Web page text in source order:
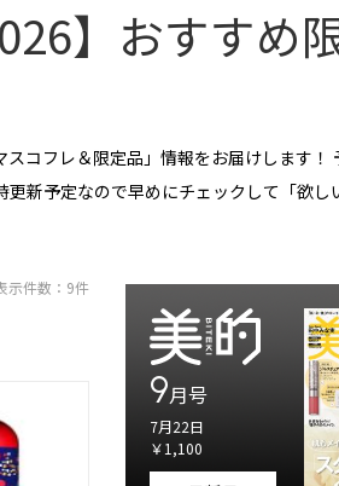
】おすすめ
コフレ＆限定品」情報をお届けします！
新予定なので早めにチェックして「欲
示件数：9件
9月号
7月22日
￥1,100